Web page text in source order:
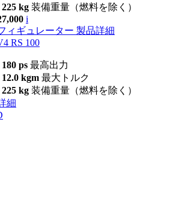
225 kg 装備重量（燃料を除く）
i
ィギュレーター 製品詳細
RS 100
180 ps 最高出力
12.0 kgm 最大トルク
225 kg 装備重量（燃料を除く）
細